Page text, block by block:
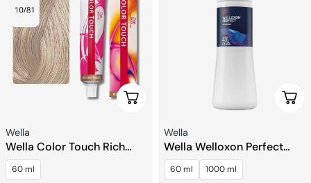
Scegli Le Opzioni
Venditore:
Wella
Wella Color Touch Rich
Naturals Demi-Permanente
Colorazione dei capelli
60 ml
Venditore:
Wella
Wella Welloxon Perfect
Sviluppatore
60 ml 1000 ml